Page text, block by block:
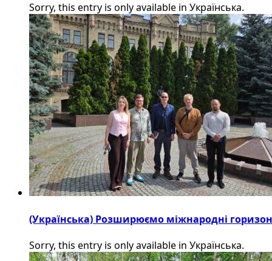
Sorry, this entry is only available in Українська.
(Українська) Розширюємо міжнародні
Sorry, this entry is only available in Українська.